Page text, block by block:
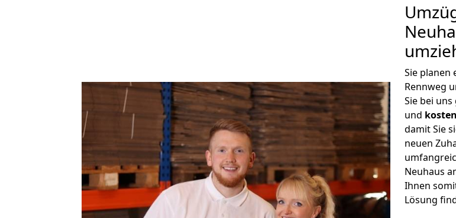
Sie planen
Rennweg
Sie bei
und
damit Sie
neuen
Neuhaus
Ihnen
Lösung